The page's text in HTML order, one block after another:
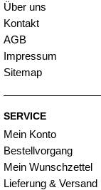
Über uns
Kontakt
AGB
Impressum
Sitemap
SERVICE
Mein Konto
Bestellvorgang
Mein Wunschzettel
Lieferung & Versand